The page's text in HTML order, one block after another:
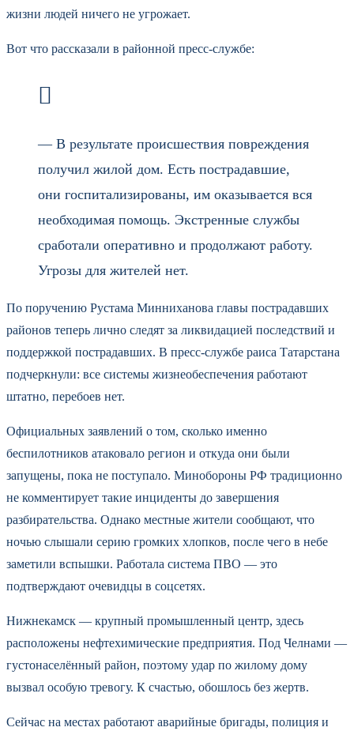
жизни людей ничего не угрожает.
Вот что рассказали в районной пресс-службе:
— В результате происшествия повреждения
получил жилой дом. Есть пострадавшие,
они госпитализированы, им оказывается вся
необходимая помощь. Экстренные службы
сработали оперативно и продолжают работу.
Угрозы для жителей нет.
По поручению Рустама Минниханова главы пострадавших
районов теперь лично следят за ликвидацией последствий и
поддержкой пострадавших. В пресс-службе раиса Татарстана
подчеркнули: все системы жизнеобеспечения работают
штатно, перебоев нет.
Официальных заявлений о том, сколько именно
беспилотников атаковало регион и откуда они были
запущены, пока не поступало. Минобороны РФ традиционно
не комментирует такие инциденты до завершения
разбирательства. Однако местные жители сообщают, что
ночью слышали серию громких хлопков, после чего в небе
заметили вспышки. Работала система ПВО — это
подтверждают очевидцы в соцсетях.
Нижнекамск — крупный промышленный центр, здесь
расположены нефтехимические предприятия. Под Челнами —
густонаселённый район, поэтому удар по жилому дому
вызвал особую тревогу. К счастью, обошлось без жертв.
Сейчас на местах работают аварийные бригады, полиция и